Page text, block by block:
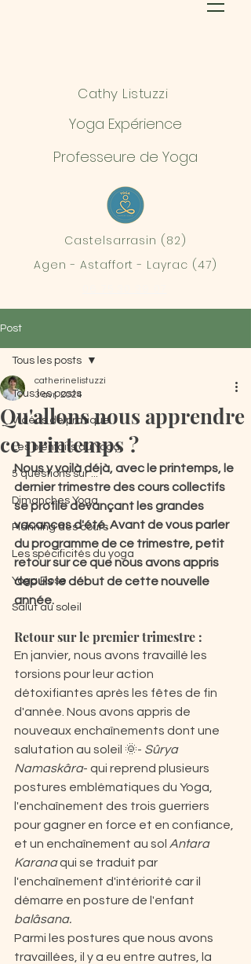
Cathy Listuzzi
Yoga Expérience
Professeure de Yoga
Castelsarrasin (82)
Agen - Astaffort - Layrac (47)
Post
Tous les posts
Vidéos de pratique
Les bienfaits du Yoga
5 questions sur ...
Dimanches Yoga
Planning des cours
Les spécificités du yoga
Yoga Rose
Salut au soleil
Tous les posts
Qu'allons nous apprendre
ce printemps ?
catherinelistuzzi
3 avr. 2024
Nous y voilà déjà, avec le printemps, le
dernier trimestre des cours collectifs
se profile devançant les grandes
vacances d'été. Avant de vous parler
du programme de ce trimestre, petit
retour sur ce que nous avons appris
depuis le début de cette nouvelle
année.
Retour sur le premier trimestre :
En janvier, nous avons travaillé les
torsions pour leur action
détoxifiantes après les fêtes de fin
d'année. Nous avons appris de
nouveaux enchaînements dont une
salutation au soleil 🌞- Sûrya
Namaskâra- qui reprend plusieurs
postures emblématiques du Yoga,
l'enchaînement des trois guerriers
pour gagner en force et en confiance,
et un enchaînement au sol Antara
Karana qui se traduit par
l'enchaînement d'intériorité car il
démarre en posture de l'enfant
balâsana.
Parmi les postures que nous avons
travaillées, il y a eu entre autres, la